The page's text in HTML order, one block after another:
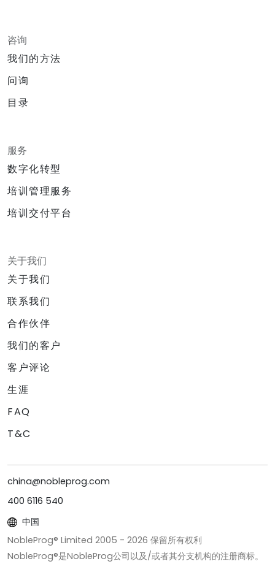
咨询
我们的方法
问询
目录
服务
数字化转型
培训管理服务
培训交付平台
关于我们
关于我们
联系我们
合作伙伴
我们的客户
客户评论
生涯
FAQ
T&C
china@nobleprog.com
400 6116 540
中国
NobleProg® Limited 2005 - 2026 保留所有权利
NobleProg®是NobleProg公司以及/或者其分支机构的注册商标。